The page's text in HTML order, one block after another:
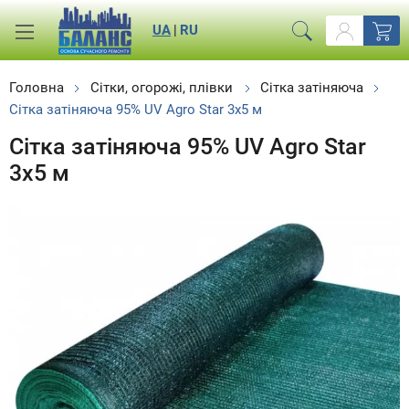
RU
|
UA
Головна Сітки, огорожі, плівки
Сітка затіняюча
Сітка затіняюча 95% UV Agro Star 3х5 м
Сітка затіняюча 95% UV Agro Star
3х5 м